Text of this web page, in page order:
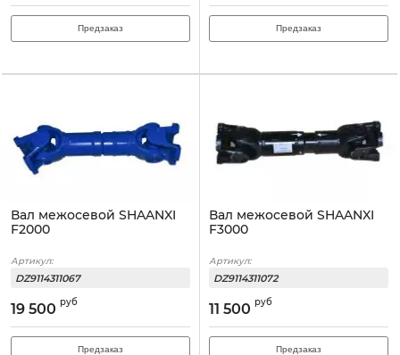
Предзаказ Предзаказ
Вал межосевой SHAANXI
F2000
Артикул:
DZ9114311067
19 500 руб
Предзаказ
Вал межосевой SHAANXI
F3000
Артикул:
DZ9114311072
11 500 руб
Предзаказ